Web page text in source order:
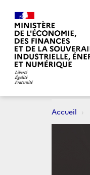
Accueil